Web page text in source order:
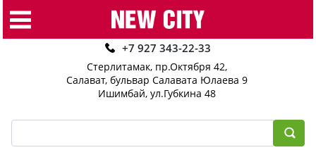
+7 927 343-22-33
Стерлитамак, пр.Октября 42,
Салават, бульвар Салавата Юлаева 9
Ишимбай, ул.Губкина 48